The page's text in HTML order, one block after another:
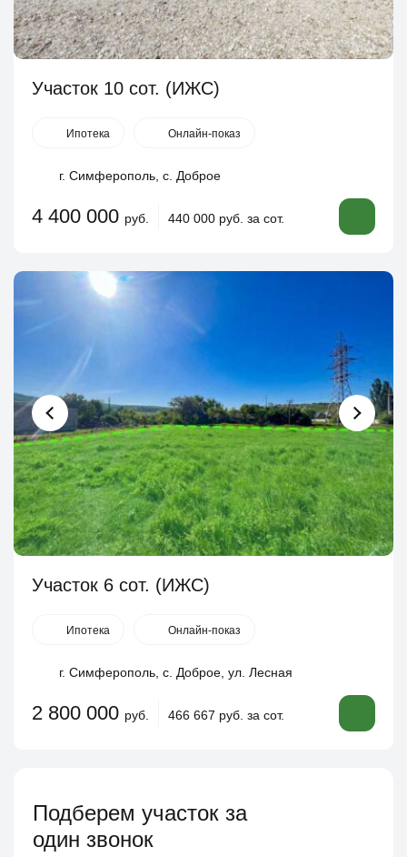
Участок 10 сот. (ИЖС)
Ипотека Онлайн-показ
г. Симферополь, с. Доброе
4 400 000 руб. 440 000 руб. за сот.
Участок 6 сот. (ИЖС)
Ипотека Онлайн-показ
г. Симферополь, с. Доброе, ул. Лесная
2 800 000 руб. 466 667 руб. за сот.
Подберем участок за
один звонок